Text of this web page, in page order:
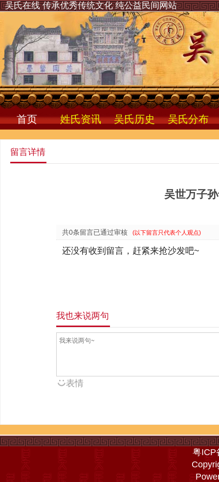
吴氏在线 传承优秀传统文化 纯公益民间网站
首页 姓氏资讯 吴氏历史 吴氏分布
留言详情
吴世万子
共0条留言已通过审核 (以下留言只代表个人观点)
还没有收到留言，赶紧来抢沙发吧~
我也来说两句
表情
粤ICP